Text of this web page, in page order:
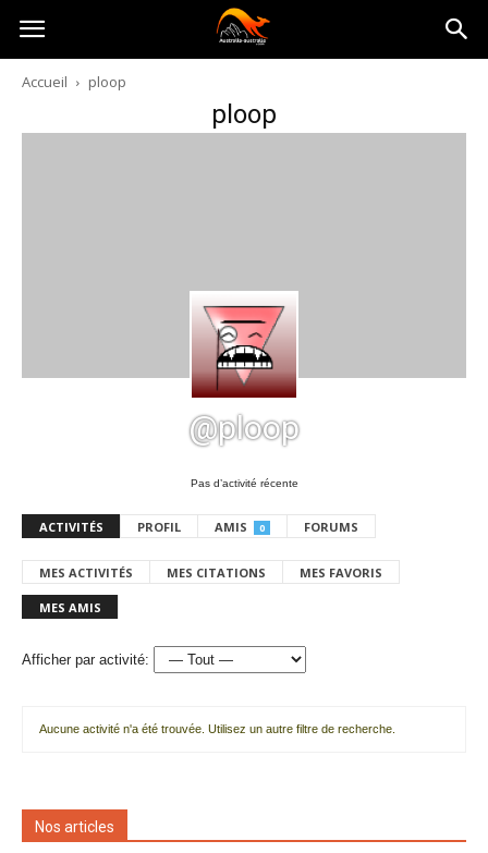
Australia-
australie.com
Accueil ploop
ploop
@ploop
Pas d’activité récente
ACTIVITÉS PROFIL AMIS 0 FORUMS
MES ACTIVITÉS MES CITATIONS MES FAVORIS
MES AMIS
Afficher par activité:
Aucune activité n'a été trouvée. Utilisez un autre filtre de recherche.
Nos articles